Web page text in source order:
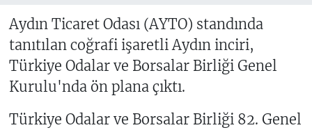
Aydın Ticaret Odası (AYTO) standında
tanıtılan coğrafi işaretli Aydın inciri,
Türkiye Odalar ve Borsalar Birliği Genel
Kurulu'nda ön plana çıktı.
Türkiye Odalar ve Borsalar Birliği 82. Genel